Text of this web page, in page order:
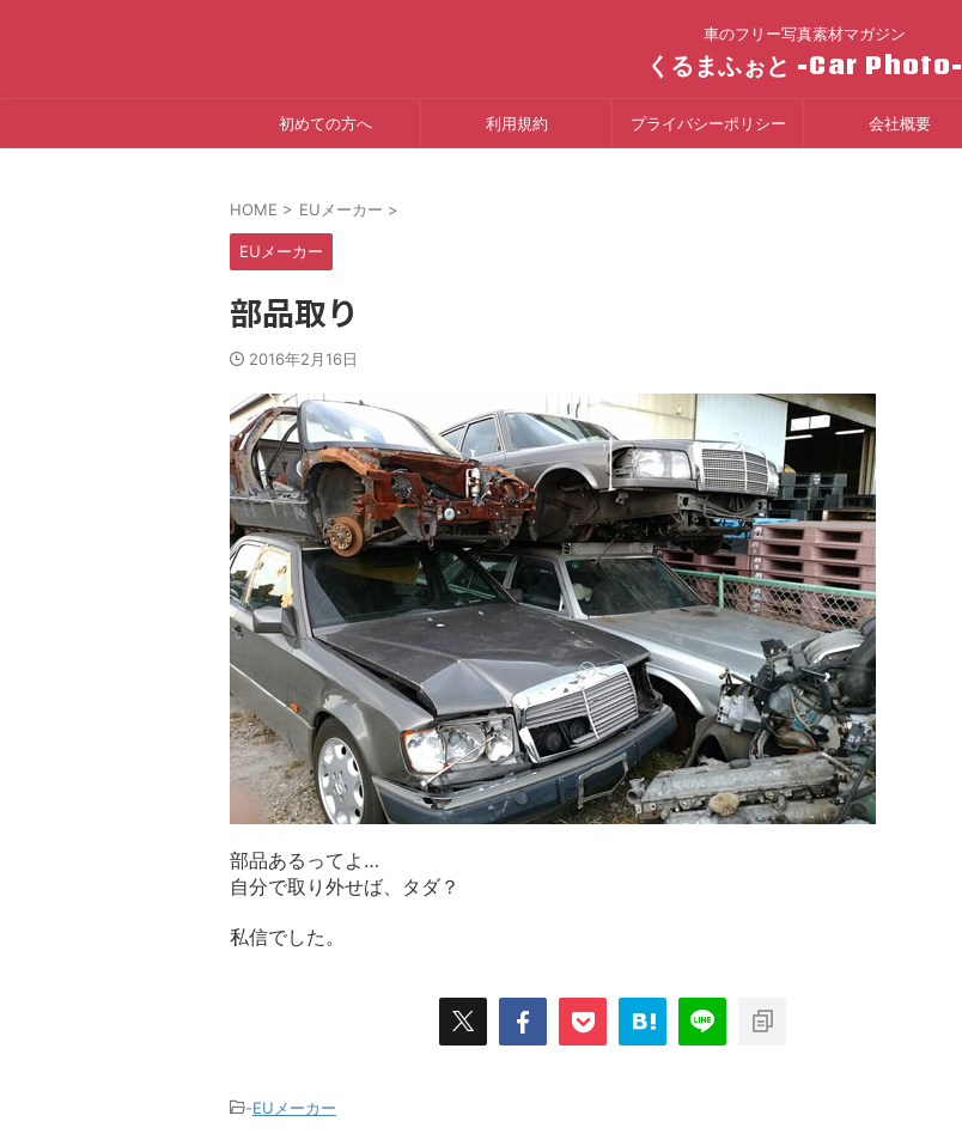
車のフリー写真素材マガジン
くるまふぉと -Car Photo-
初めての方へ 利用規約 プライバシーポリシー 会社概要
HOME > EUメーカー >
EUメーカー
部品取り
2016年2月16日
部品あるってよ…
自分で取り外せば、タダ？
私信でした。
-EUメーカー